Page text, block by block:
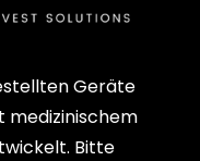
Geräte
medizinischem
Bitte